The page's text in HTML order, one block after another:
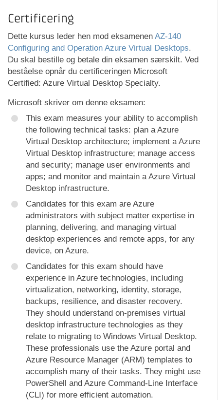
Certificering
Dette kursus leder hen mod eksamenen AZ-140
Configuring and Operation Azure Virtual Desktops.
Du skal bestille og betale din eksamen særskilt. Ved
beståelse opnår du certificeringen Microsoft
Certified: Azure Virtual Desktop Specialty.
Microsoft skriver om denne eksamen:
This exam measures your ability to accomplish
the following technical tasks: plan a Azure
Virtual Desktop architecture; implement a Azure
Virtual Desktop infrastructure; manage access
and security; manage user environments and
apps; and monitor and maintain a Azure Virtual
Desktop infrastructure.
Candidates for this exam are Azure
administrators with subject matter expertise in
planning, delivering, and managing virtual
desktop experiences and remote apps, for any
device, on Azure.
Candidates for this exam should have
experience in Azure technologies, including
virtualization, networking, identity, storage,
backups, resilience, and disaster recovery.
They should understand on-premises virtual
desktop infrastructure technologies as they
relate to migrating to Windows Virtual Desktop.
These professionals use the Azure portal and
Azure Resource Manager (ARM) templates to
accomplish many of their tasks. They might use
PowerShell and Azure Command-Line Interface
(CLI) for more efficient automation.